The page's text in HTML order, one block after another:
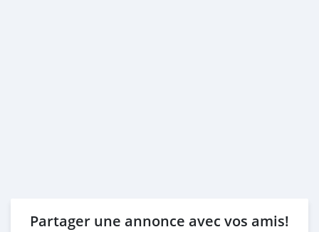
Partager une annonce avec vos amis!